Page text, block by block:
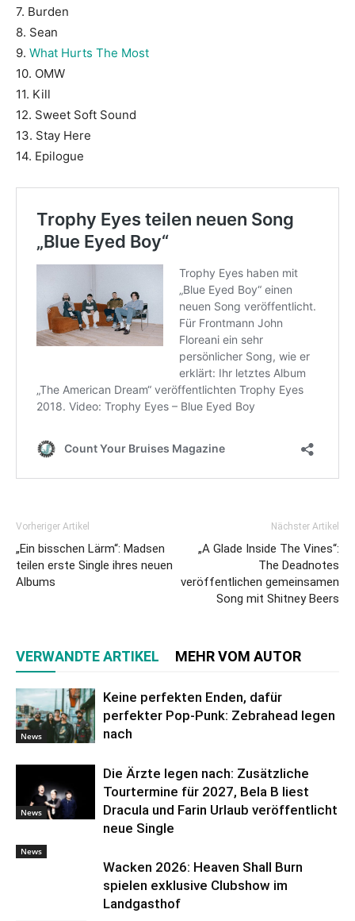
7. Burden
8. Sean
9. What Hurts The Most
10. OMW
11. Kill
12. Sweet Soft Sound
13. Stay Here
14. Epilogue
Vorheriger Artikel
„Ein bisschen Lärm“: Madsen
teilen erste Single ihres neuen
Albums
Nächster Artikel
„A Glade Inside The Vines“:
The Deadnotes
veröffentlichen gemeinsamen
Song mit Shitney Beers
VERWANDTE ARTIKEL MEHR VOM AUTOR
News
Keine perfekten Enden, dafür
perfekter Pop-Punk: Zebrahead legen
nach
News
Die Ärzte legen nach: Zusätzliche
Tourtermine für 2027, Bela B liest
Dracula und Farin Urlaub veröffentlicht
neue Single
News
Wacken 2026: Heaven Shall Burn
spielen exklusive Clubshow im
Landgasthof